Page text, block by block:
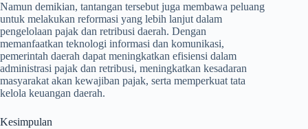
Namun demikian, tantangan tersebut juga membawa peluang
untuk melakukan reformasi yang lebih lanjut dalam
pengelolaan pajak dan retribusi daerah. Dengan
memanfaatkan teknologi informasi dan komunikasi,
pemerintah daerah dapat meningkatkan efisiensi dalam
administrasi pajak dan retribusi, meningkatkan kesadaran
masyarakat akan kewajiban pajak, serta memperkuat tata
kelola keuangan daerah.
Kesimpulan